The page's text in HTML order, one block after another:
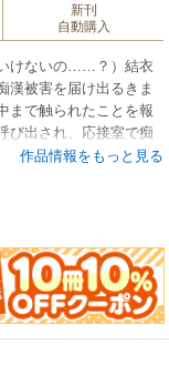
新刊
自動購入
いけないの……？）結衣
漢被害を届け出るきま
まで触られたことを報
び出され、応接室で痴
ボディ検査に思わずド
通勤時には主任が同
バイブ責めとハードな
行調査の快感ストーリ
作品情報をもっと見る